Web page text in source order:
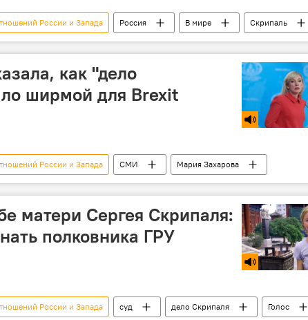
России и Запада Россия В мире
Скрипаль
как "дело
ширмой для Brexit
России и Запада СМИ
Мария Захарова
матери Сергея Скрипаля:
полковника ГРУ
России и Запада суд дело Скрипаля Голос